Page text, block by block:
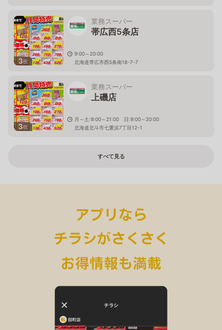
3枚
業務スーパー
帯広西5条店
9:00～20:00
北海道帯広市西5条南18-7-7
3枚
業務スーパー
上磯店
月～土:9:00～21:00 日:9:00～20:00
北海道北斗市七重浜7丁目12-1
すべて見る